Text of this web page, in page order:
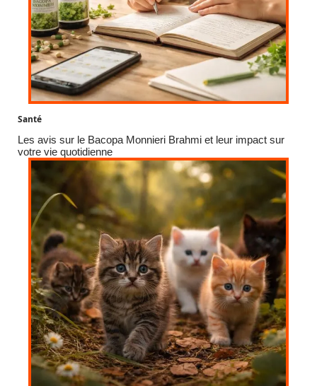
Santé
Les avis sur le Bacopa Monnieri Brahmi et leur impact sur
votre vie quotidienne